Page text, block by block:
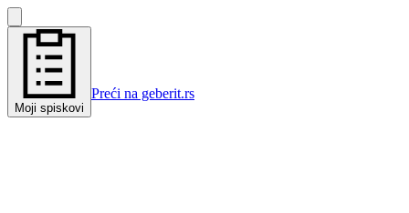
Moji spiskovi
Preći na geberit.rs